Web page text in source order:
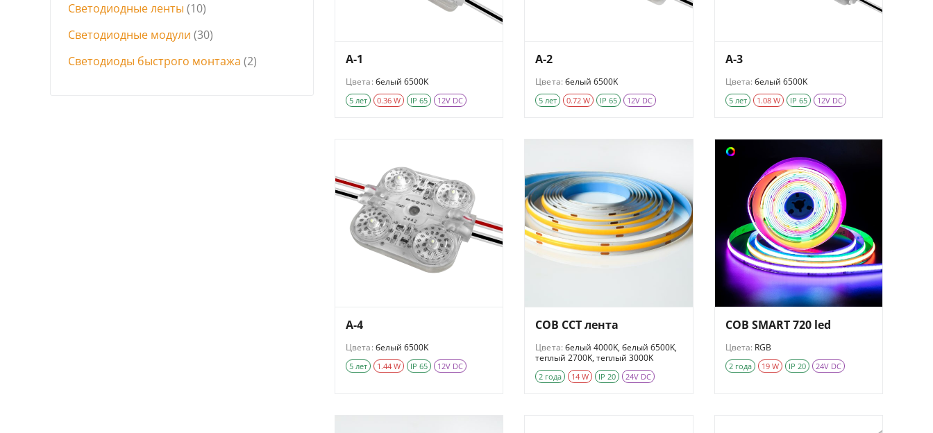
Светодиодные ленты (10)
Светодиодные модули (30)
Светодиоды быстрого монтажа (2) A-1
Цвета: белый 6500K
5 лет 0.36 W IP 65 12V DC
A-2
Цвета: белый 6500K
5 лет 0.72 W IP 65 12V DC
A-3
Цвета: белый 6500K
5 лет 1.08 W IP 65 12V DC
A-4
Цвета: белый 6500K
5 лет 1.44 W IP 65 12V DC
COB CCT лента
Цвета: белый 4000K, белый 6500K,
теплый 2700K, теплый 3000K
2 года 14 W IP 20 24V DC
COB SMART 720 led
Цвета: RGB
2 года 19 W IP 20 24V DC